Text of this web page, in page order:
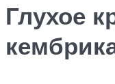
Глухое